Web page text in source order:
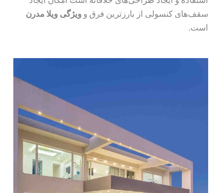
سقف‌های کنسولی از بارزترین فرق وویژگی ویلا مدرن
است.